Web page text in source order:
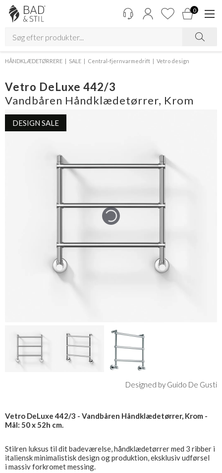
0
HÅNDKLÆDETØRRERE SALE Central-fjernvarmedrift Vetro design
Vetro DeLuxe 442/3
Vandbåren Håndklædetørrer, Krom
DESIGN SALE
Designed by Guido De Gusti
Vetro DeLuxe 442/3 - Vandbåren Håndklædetørrer, Krom -
Mål: 50 x 52h cm.
Stilren luksus til dit badeværelse, håndklædetørrer med 3 ribber i
italiensk minimalistisk design og produktion, eksklusiv udførsel
i massiv forkromet messing.